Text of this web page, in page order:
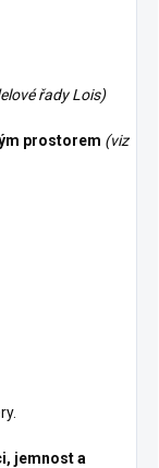
řady Lois)
prostorem (viz
jemnost a